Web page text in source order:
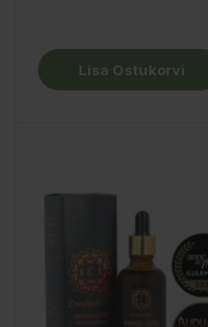
Lisa Ostukorvi